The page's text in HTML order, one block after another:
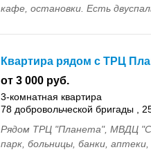
кафе, остановки. Есть
Квартира рядом с ТРЦ
от 3 000 руб.
3-комнатная квартира
78 добровольческой бригады ,
Рядом ТРЦ "Планета", МВДЦ
парк, больницы, банки,